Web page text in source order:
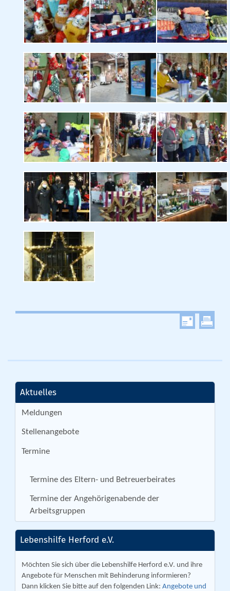
Aktuelles
Meldungen
Stellenangebote
Termine
Termine des Eltern- und Betreuerbeirates
Termine der Angehörigenabende der
Arbeitsgruppen
Lebenshilfe Herford e.V.
Möchten Sie sich über die Lebenshilfe Herford e.V. und ihre
Angebote für Menschen mit Behinderung informieren?
Dann klicken Sie bitte auf den folgenden Link: Angebote und